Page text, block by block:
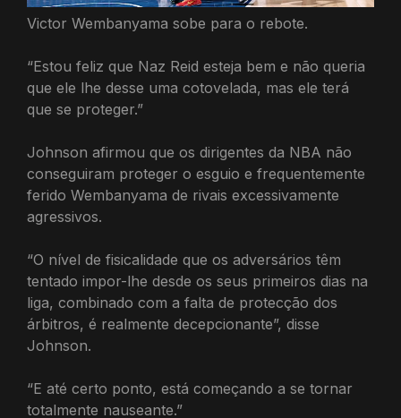
Victor Wembanyama sobe para o rebote.
“Estou feliz que Naz Reid esteja bem e não queria
que ele lhe desse uma cotovelada, mas ele terá
que se proteger.”
Johnson afirmou que os dirigentes da NBA não
conseguiram proteger o esguio e frequentemente
ferido Wembanyama de rivais excessivamente
agressivos.
“O nível de fisicalidade que os adversários têm
tentado impor-lhe desde os seus primeiros dias na
liga, combinado com a falta de protecção dos
árbitros, é realmente decepcionante”, disse
Johnson.
“E até certo ponto, está começando a se tornar
totalmente nauseante.”